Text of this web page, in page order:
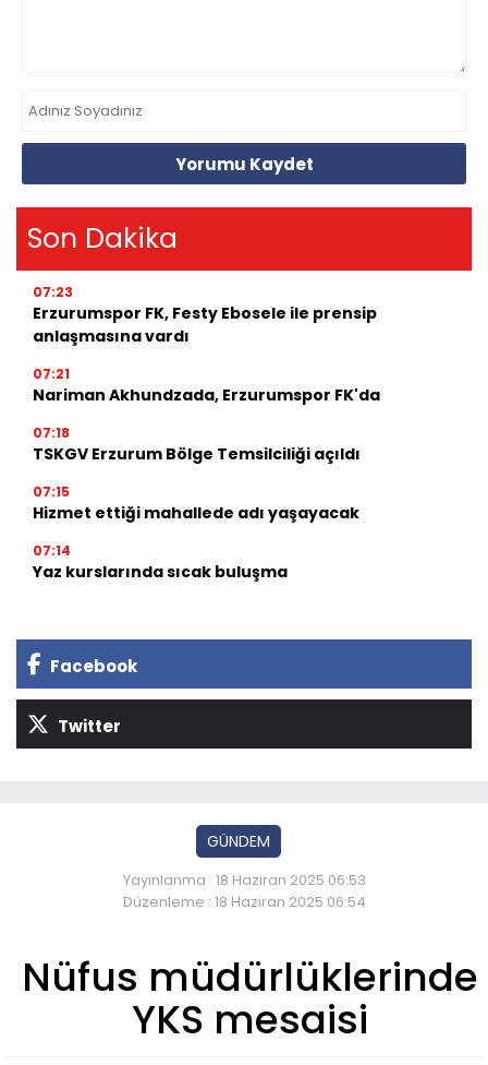
Yorumu Kaydet
Son Dakika
07:23
Erzurumspor FK, Festy Ebosele ile prensip
anlaşmasına vardı
07:21
Nariman Akhundzada, Erzurumspor FK'da
07:18
TSKGV Erzurum Bölge Temsilciliği açıldı
07:15
Hizmet ettiği mahallede adı yaşayacak
07:14
Yaz kurslarında sıcak buluşma
Facebook
Twitter
GÜNDEM
Yayınlanma : 18 Haziran 2025 06:53
Düzenleme : 18 Haziran 2025 06:54
Nüfus müdürlüklerinde
YKS mesaisi